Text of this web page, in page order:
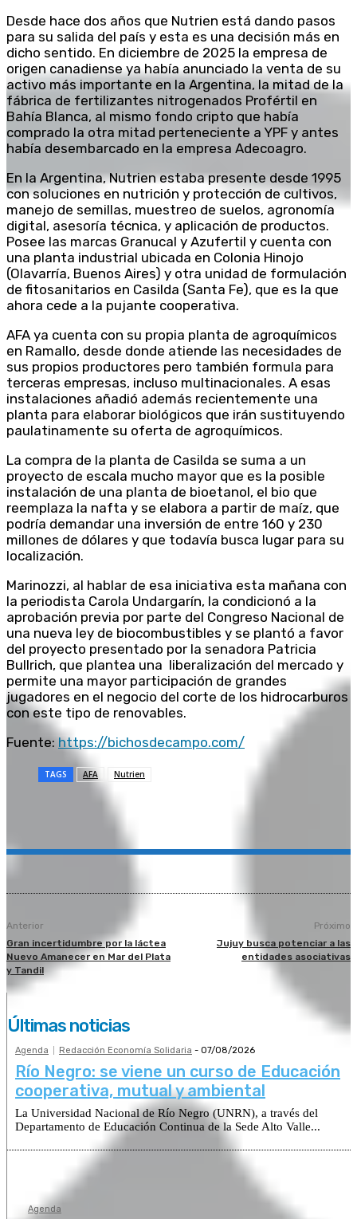
Desde hace dos años que Nutrien está dando pasos
para su salida del país y esta es una decisión más en
dicho sentido. En diciembre de 2025 la empresa de
origen canadiense ya había anunciado la venta de su
activo más importante en la Argentina, la mitad de la
fábrica de fertilizantes nitrogenados Profértil en
Bahía Blanca, al mismo fondo cripto que había
comprado la otra mitad perteneciente a YPF y antes
había desembarcado en la empresa Adecoagro.
En la Argentina, Nutrien estaba presente desde 1995
con soluciones en nutrición y protección de cultivos,
manejo de semillas, muestreo de suelos, agronomía
digital, asesoría técnica, y aplicación de productos.
Posee las marcas Granucal y Azufertil y cuenta con
una planta industrial ubicada en Colonia Hinojo
(Olavarría, Buenos Aires) y otra unidad de formulación
de fitosanitarios en Casilda (Santa Fe), que es la que
ahora cede a la pujante cooperativa.
AFA ya cuenta con su propia planta de agroquímicos
en Ramallo, desde donde atiende las necesidades de
sus propios productores pero también formula para
terceras empresas, incluso multinacionales. A esas
instalaciones añadió además recientemente una
planta para elaborar biológicos que irán sustituyendo
paulatinamente su oferta de agroquímicos.
La compra de la planta de Casilda se suma a un
proyecto de escala mucho mayor que es la posible
instalación de una planta de bioetanol, el bio que
reemplaza la nafta y se elabora a partir de maíz, que
podría demandar una inversión de entre 160 y 230
millones de dólares y que todavía busca lugar para su
localización.
Marinozzi, al hablar de esa iniciativa esta mañana con
la periodista Carola Undargarín, la condicionó a la
aprobación previa por parte del Congreso Nacional de
una nueva ley de biocombustibles y se plantó a favor
del proyecto presentado por la senadora Patricia
Bullrich, que plantea una liberalización del mercado y
permite una mayor participación de grandes
jugadores en el negocio del corte de los hidrocarburos
con este tipo de renovables.
Fuente: https://bichosdecampo.com/
TAGS AFA Nutrien
Anterior
Gran incertidumbre por la láctea
Nuevo Amanecer en Mar del Plata
y Tandil
Próximo
Jujuy busca potenciar a las
entidades asociativas
Últimas noticias
Agenda Redacción Economía Solidaria - 07/08/2026
Río Negro: se viene un curso de Educación
cooperativa, mutual y ambiental
La Universidad Nacional de Río Negro (UNRN), a través del
Departamento de Educación Continua de la Sede Alto Valle...
Agenda